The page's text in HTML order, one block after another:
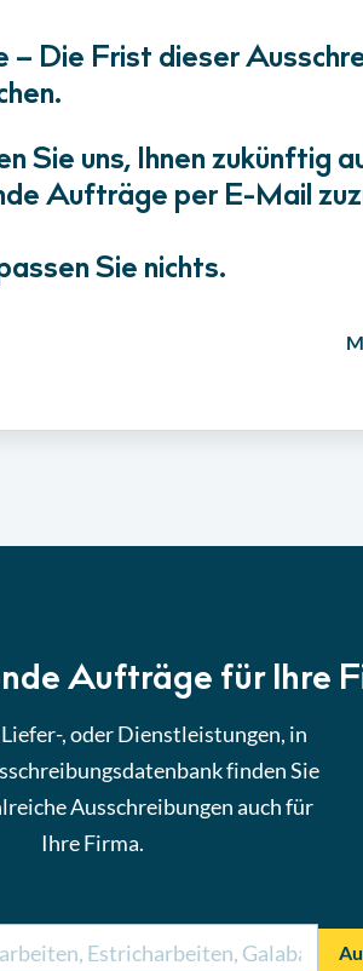
– Die Frist dieser
Sie uns, Ihnen zukünftig
Aufträge per E-Mail
Sie nichts.
Aufträge für Ihre
Liefer-, oder Dienstleistungen, in
finden Sie
Ausschreibungen auch für
Ihre Firma.